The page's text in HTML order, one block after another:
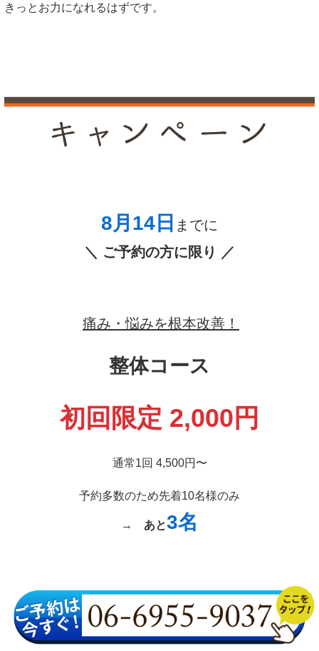
きっとお力になれるはずです。
8月14 日 までに
＼ ご予約の方に限り ／
痛み・悩みを根本改善！
整体コース
初回限定 2,000円
通常1回 4,500円〜
予約多数のため先着10名様のみ
→ あと3名